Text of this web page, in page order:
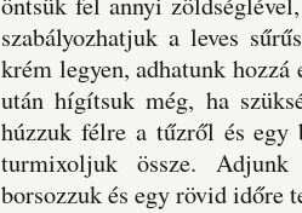
szabályozhatjuk a leves
krém legyen, adhatunk
után hígítsuk még, ha
húzzuk félre a tűzről és egy
turmixoljuk össze.
borsozzuk és egy rövid időre